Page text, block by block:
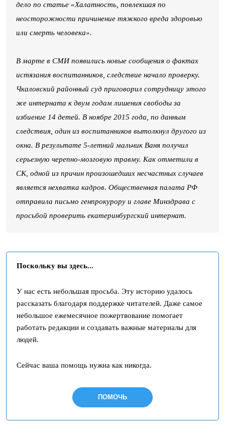
дело по статье «Халатность, повлекшая по
неосторожности причинение тяжкого вреда здоровью
или смерть человека».
В марте в СМИ появились новые сообщения о фактах
истязания воспитанников, следствие начало проверку.
Чкаловский районный суд приговорил сотрудницу этого
же интерната к двум годам лишения свободы за
избиение 14 детей. В ноябре 2015 года, по данным
следствия, один из воспитанников вытолкнул другого из
окна. В результате 5-летний мальчик Ваня получил
серьезную черепно-мозговую травму. Как отметили в
СК, одной из причин произошедших несчастных случаев
является нехватка кадров. Общественная палата РФ
отправила письмо генпрокурору и главе Минздрава с
просьбой проверить екатеринбургский интернат.
Поскольку вы здесь...
У нас есть небольшая просьба. Эту историю удалось
рассказать благодаря поддержке читателей. Даже самое
небольшое ежемесячное пожертвование помогает
работать редакции и создавать важные материалы для
людей.
Сейчас ваша помощь нужна как никогда.
ПОМОЧЬ